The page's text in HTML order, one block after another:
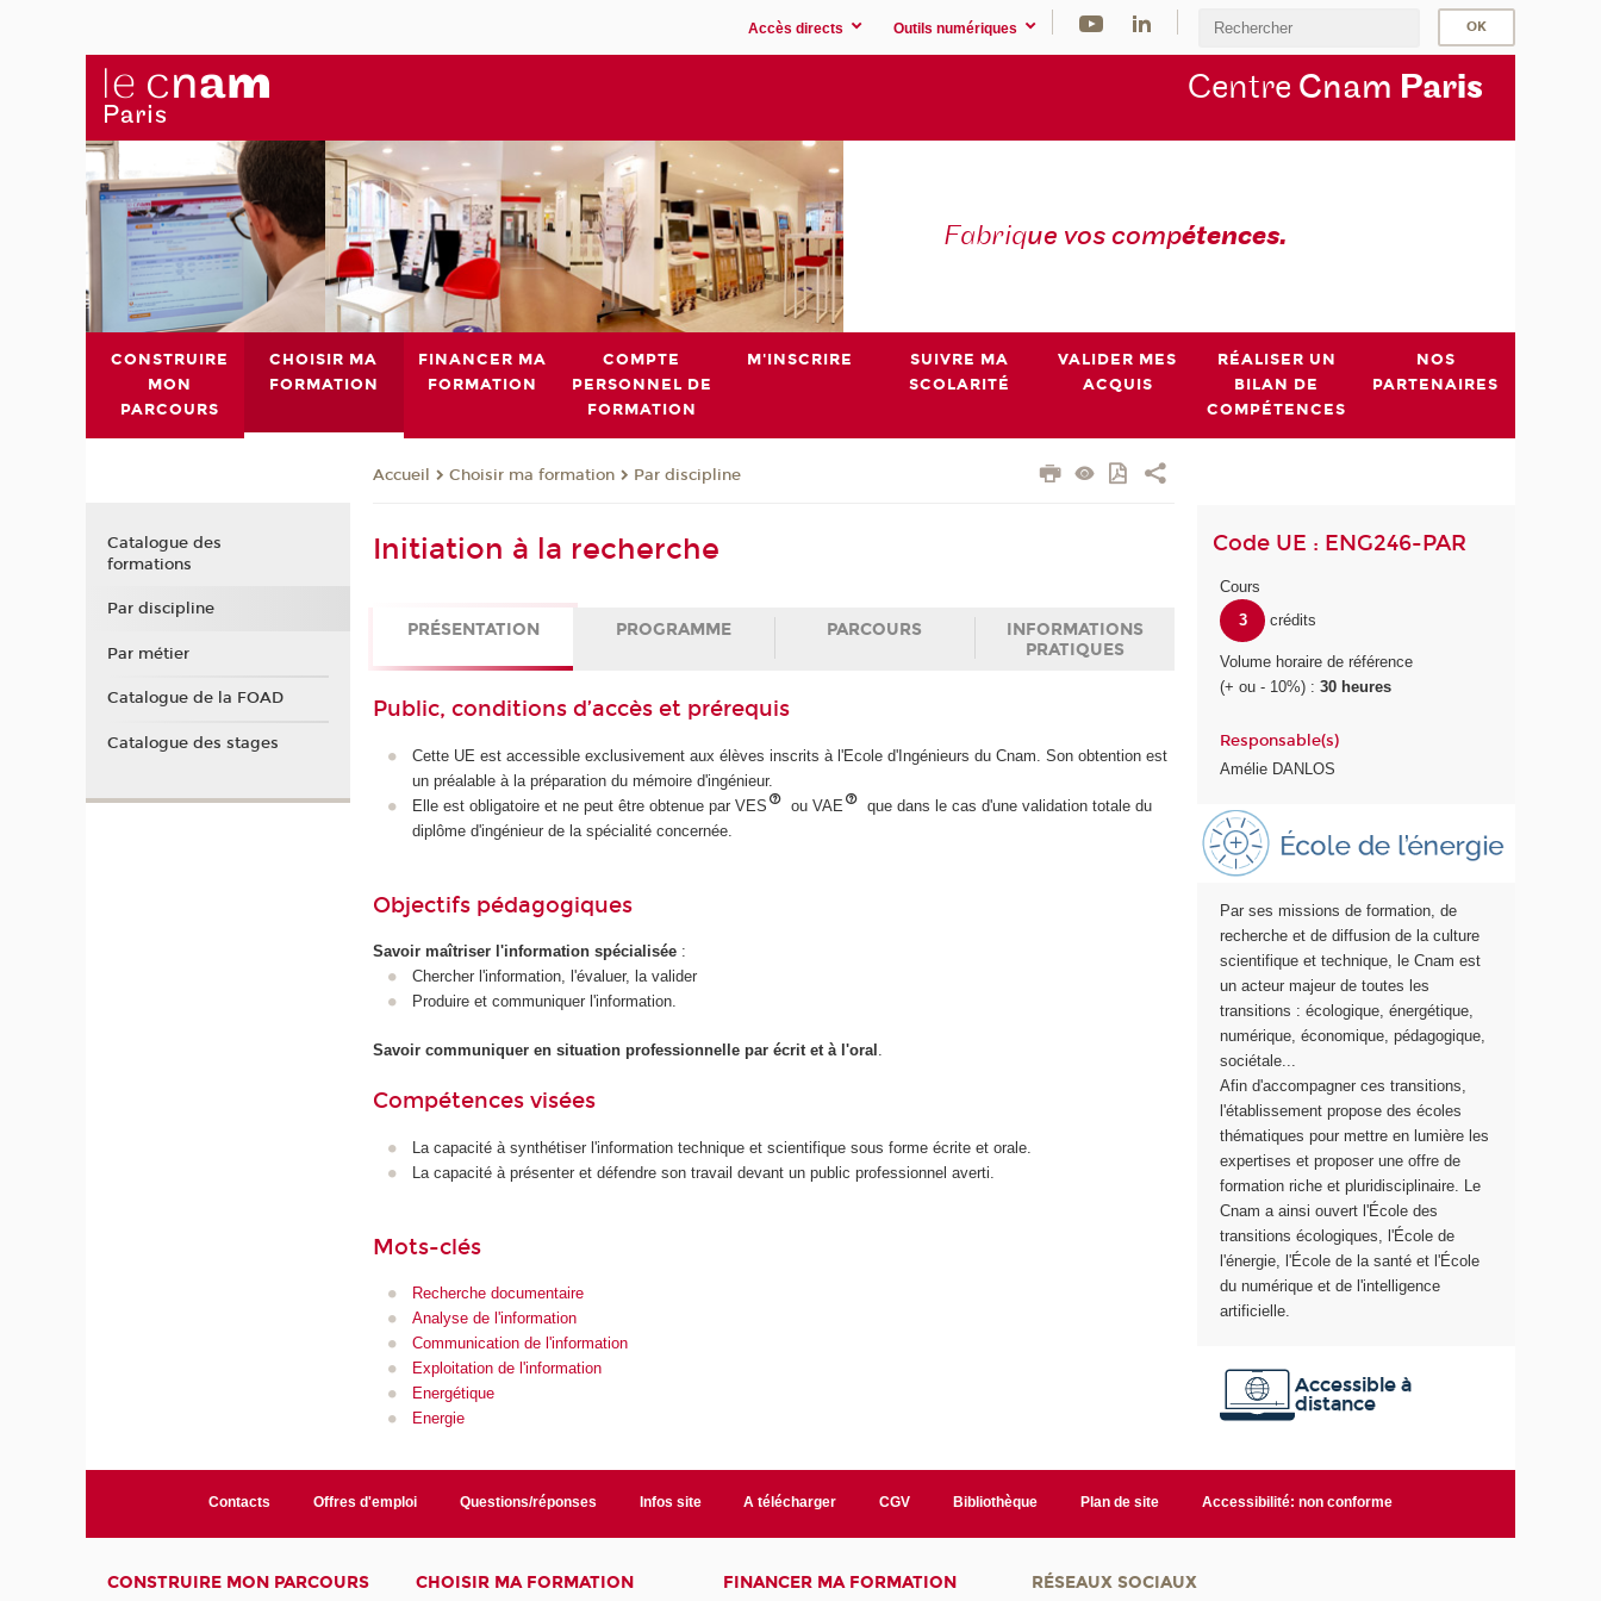
Accès directs Outils numériques
Centre Cnam Paris
Fabrique vos compétences.
CONSTRUIRE
MON
PARCOURS
CHOISIR MA
FORMATION
FINANCER MA
FORMATION
COMPTE
PERSONNEL DE
FORMATION
M'INSCRIRE
SUIVRE MA
SCOLARITÉ
VALIDER MES
ACQUIS
RÉALISER UN
BILAN DE
COMPÉTENCES
NOS
PARTENAIRES
Accueil Choisir ma formation Par discipline
Initiation à la recherche
PRÉSENTATION PROGRAMME PARCOURS
INFORMATIONS
PRATIQUES
Public, conditions d’accès et prérequis
Cette UE est accessible exclusivement aux élèves inscrits à l'Ecole d'Ingénieurs du Cnam. Son obtention est
un préalable à la préparation du mémoire d'ingénieur.
Elle est obligatoire et ne peut être obtenue par VES
ou VAE
que dans le cas d'une validation totale du
diplôme d'ingénieur de la spécialité concernée.
Objectifs pédagogiques
Savoir maîtriser l'information spécialisée :
Chercher l'information, l'évaluer, la valider
Produire et communiquer l'information.
Savoir communiquer en situation professionnelle par écrit et à l'oral
Compétences visées
La capacité à synthétiser l'information technique et scientifique sous forme écrite et orale.
La capacité à présenter et défendre son travail devant un public professionnel averti.
Mots-clés
Recherche documentaire
Analyse de l'information
Communication de l'information
Exploitation de l'information
Energétique
Energie
Code UE : ENG246-PAR
Cours
3
crédits
Volume horaire de référence
(+ ou - 10%) :30 heures
Responsable(s)
Amélie DANLOS
Par ses missions de formation, de
recherche et de diffusion de la culture
scientifique et technique, le Cnam est
un acteur majeur de toutes les
transitions : écologique, énergétique,
numérique, économique, pédagogique,
sociétale...
Afin d'accompagner ces transitions,
l'établissement propose des écoles
thématiques pour mettre en lumière les
expertises et proposer une offre de
formation riche et pluridisciplinaire. Le
Cnam a ainsi ouvert l'École des
transitions écologiques, l'École de
l'énergie, l'École de la santé et l'École
du numérique et de l'intelligence
artificielle.
Accessible à
distance
Catalogue des
formations
Par discipline
Par métier
Catalogue de la FOAD
Catalogue des stages
Contacts Offres d'emploi Questions/réponses Infos site A télécharger CGV Bibliothèque Plan de site Accessibilité: non conforme
CONSTRUIRE MON PARCOURS CHOISIR MA FORMATION FINANCER MA FORMATION RÉSEAUX SOCIAUX